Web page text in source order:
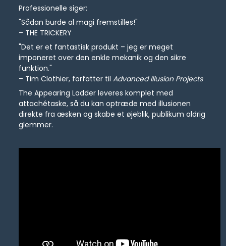
Professionelle siger:
"Sådan burde al magi fremstilles!"
– THE TRICKERY
"Det er et fantastisk produkt – jeg er meget
imponeret over den enkle mekanik og den sikre
funktion."
– Tim Clothier, forfatter tilAdvanced Illusion Projects
The Appearing Ladder leveres komplet med
attachétaske, så du kan optræde med illusionen
direkte fra æsken og skabe et øjeblik, publikum aldrig
glemmer.